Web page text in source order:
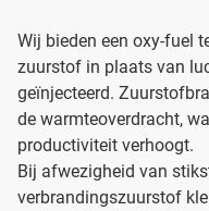
Wij bieden een oxy-fuel
zuurstof in plaats van
geïnjecteerd.
de warmteoverdracht,
productiviteit verhoogt.
Bij afwezigheid van
verbrandingszuurstof